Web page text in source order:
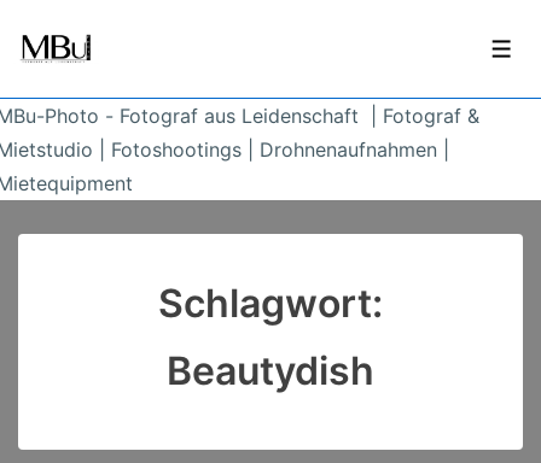
Zum
Photo - Fotograf aus Leidenschaft | Fotograf &
| Fotoshootings | Drohnenaufnahmen |
Schlagwort:
Beautydish